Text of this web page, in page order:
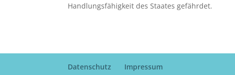
Handlungsfähigkeit des Staates gefährdet.
Datenschutz Impressum